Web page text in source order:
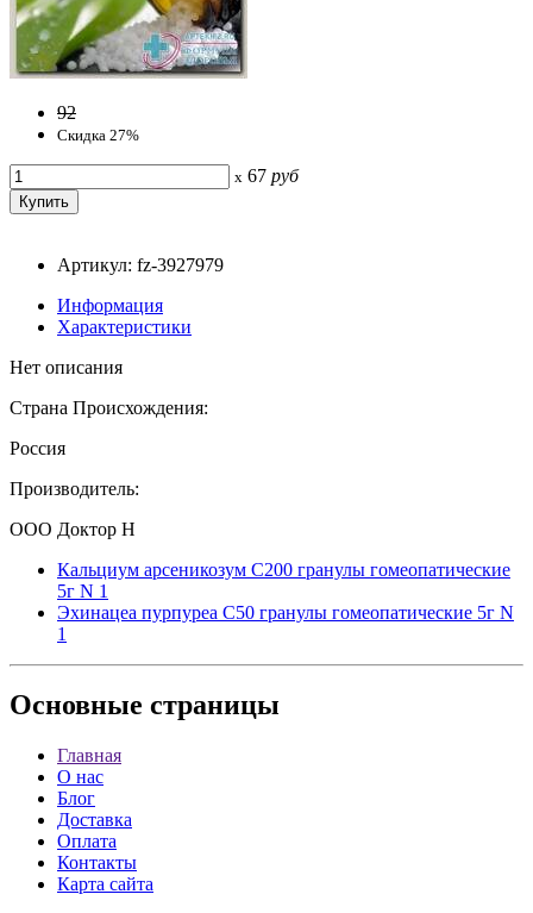
92
Скидка 27%
x 67 руб
Артикул: fz-3927979
Информация
Характеристики
Нет описания
Страна Происхождения:
Россия
Производитель:
ООО Доктор Н
Кальциум арсеникозум С200 гранулы гомеопатические
5г N 1
Эхинацеа пурпуреа С50 гранулы гомеопатические 5г N
1
Основные страницы
Главная
О нас
Блог
Доставка
Оплата
Контакты
Карта сайта